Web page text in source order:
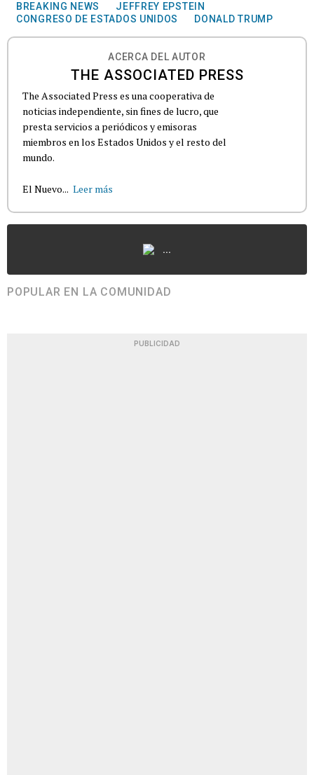
BREAKING NEWS
JEFFREY EPSTEIN
CONGRESO DE ESTADOS UNIDOS
DONALD TRUMP
ACERCA DEL AUTOR
THE ASSOCIATED PRESS
The Associated Press es una cooperativa de
noticias independiente, sin fines de lucro, que
presta servicios a periódicos y emisoras
miembros en los Estados Unidos y el resto del
mundo.
El Nuevo... Leer más
...
POPULAR EN LA COMUNIDAD
PUBLICIDAD